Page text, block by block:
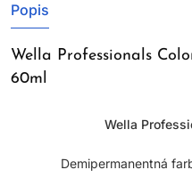
Popis
Wella Professionals
60ml
Wella
Demipermanentná